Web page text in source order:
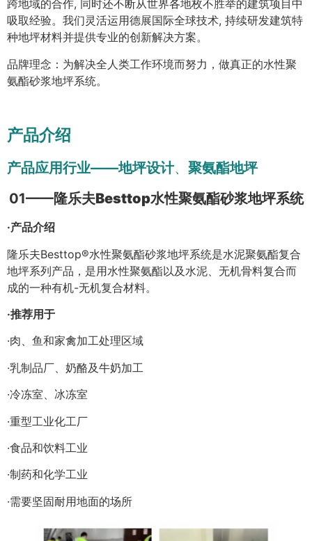
跨地域的合作, 同时还不断从世界各地枚不胜举的建筑项目中
吸取经验。我们灵活运用德展国际全球技术, 持续研发建筑特
种地坪材料并提供专业的创新解决方案。
品牌理念：为解决全人类工作环境而努力，做真正的水性聚
氨酯砂浆地坪系统。
产品介绍
产品应用行业——地坪设计、 聚氨酯地坪
01——隆乐夫Besttop水性聚氨酯砂浆地坪系统
·产品介绍
隆乐夫Besttop®水性聚氨酯砂浆地坪系统是水泥聚氨酯复合
地坪系列产品，是用水性聚氨酯以及水泥、无机骨料复合而
成的一种有机-无机复合材料。
·推荐用于
·肉、鱼和家禽加工处理区域
·乳制品厂、奶酪及牛奶加工
·冷冻室、冰冻室
·重型工业化工厂
·食品和饮料工业
·制药和化学工业
·需要坚固耐用地面的场所